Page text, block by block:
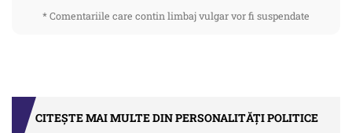
* Comentariile care contin limbaj vulgar vor fi suspendate
CITEȘTE MAI MULTE DIN PERSONALITĂȚI POLITICE